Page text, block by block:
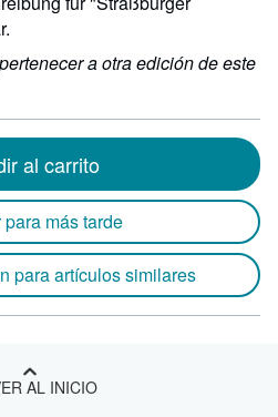
a otra edición de este
al carrito
más tarde
para artículos similares
AL INICIO